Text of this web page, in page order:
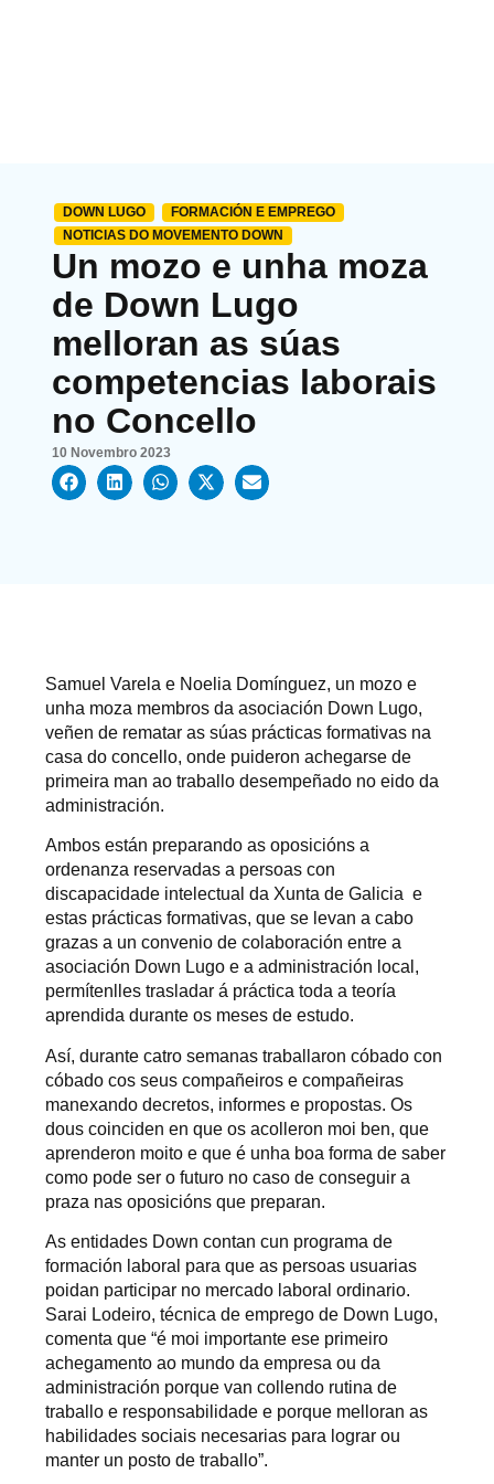
DOWN LUGO
FORMACIÓN E EMPREGO
NOTICIAS DO MOVEMENTO DOWN
Un mozo e unha moza
de Down Lugo
melloran as súas
competencias laborais
no Concello
10 Novembro 2023
Samuel Varela e Noelia Domínguez, un mozo e
unha moza membros da asociación Down Lugo,
veñen de rematar as súas prácticas formativas na
casa do concello, onde puideron achegarse de
primeira man ao traballo desempeñado no eido da
administración.
Ambos están preparando as oposicións a
ordenanza reservadas a persoas con
discapacidade intelectual da Xunta de Galicia e
estas prácticas formativas, que se levan a cabo
grazas a un convenio de colaboración entre a
asociación Down Lugo e a administración local,
permítenlles trasladar á práctica toda a teoría
aprendida durante os meses de estudo.
Así, durante catro semanas traballaron cóbado con
cóbado cos seus compañeiros e compañeiras
manexando decretos, informes e propostas. Os
dous coinciden en que os acolleron moi ben, que
aprenderon moito e que é unha boa forma de saber
como pode ser o futuro no caso de conseguir a
praza nas oposicións que preparan.
As entidades Down contan cun programa de
formación laboral para que as persoas usuarias
poidan participar no mercado laboral ordinario.
Sarai Lodeiro, técnica de emprego de Down Lugo,
comenta que “é moi importante ese primeiro
achegamento ao mundo da empresa ou da
administración porque van collendo rutina de
traballo e responsabilidade e porque melloran as
habilidades sociais necesarias para lograr ou
manter un posto de traballo”.